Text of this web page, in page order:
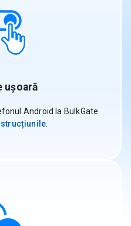
ușoară
Android la BulkGate.